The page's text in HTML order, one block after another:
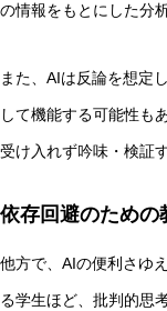
の情報をもとにした分
また、AIは反論を想定
して機能する可能性も
受け入れず吟味・検証
依存回避のための
他方で、AIの便利さゆ
る学生ほど、批判的思